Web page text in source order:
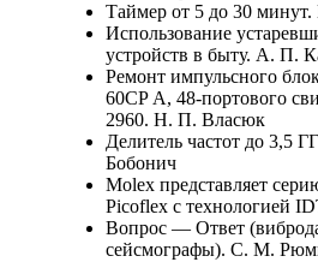
Таймер от 5 до 30
Использование
устройств в быту. А. П.
Ремонт импульсного
60CP А, 48-портового
2960. Н. П. Власюк
Делитель частот до 3,5
Бобонич
Molex представляет
Picoflex с технологией
Вопрос — Ответ
сейсмографы). С. М.